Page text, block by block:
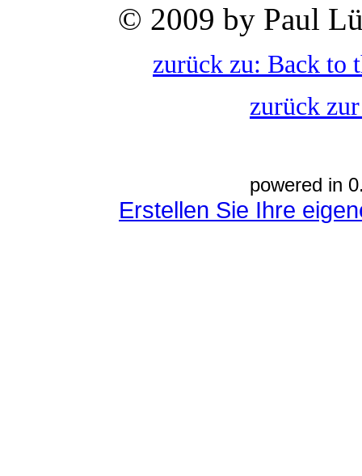
© 2009 by Paul
zurück zu: Back to
zurück
powered in
Erstellen Sie Ihre